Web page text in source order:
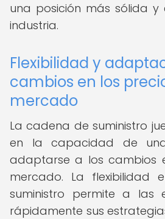
una posición más sólida
industria.
Flexibilidad y
cambios en los
mercado
La cadena de suministro
en la capacidad de
adaptarse a los cambios
mercado. La flexibilidad
suministro permite a las
rápidamente sus